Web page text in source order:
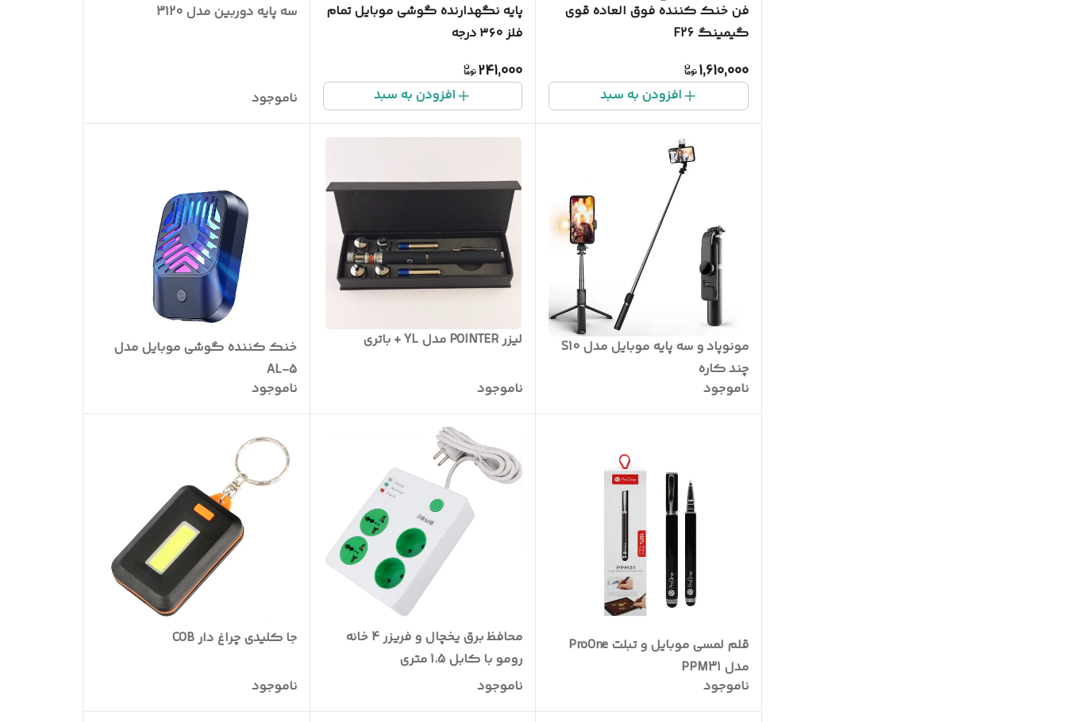
فن خنک کننده فوق العاده قوی
گیمینگ F26
1,610,000
افزودن به سبد
پایه نگهدارنده گوشی موبایل تمام
فلز ۳۶۰ درجه
241,000
افزودن به سبد
سه پایه دوربین مدل 3120
ناموجود
مونوپاد و سه پایه موبایل مدل S10
چند کاره
ناموجود
لیزر POINTER مدل YL + باتری
ناموجود
خنک کننده گوشی موبایل مدل
AL-5
ناموجود
قلم لمسی موبایل و تبلت ProOne
مدل PPM31
ناموجود
محافظ برق یخچال و فریزر 4 خانه
رومو با کابل 1.5 متری
ناموجود
جا کلیدی چراغ دار COB
ناموجود